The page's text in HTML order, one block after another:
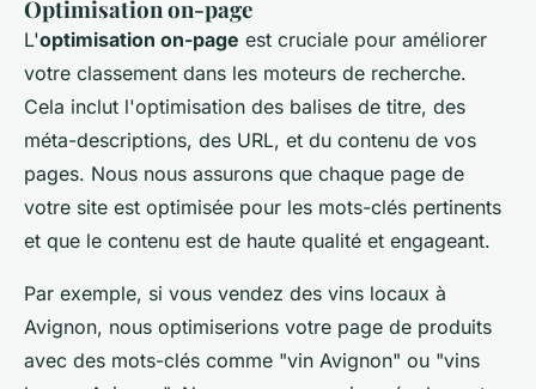
Optimisation on-page
L'optimisation on-page est cruciale pour améliorer
votre classement dans les moteurs de recherche.
Cela inclut l'optimisation des balises de titre, des
méta-descriptions, des URL, et du contenu de vos
pages. Nous nous assurons que chaque page de
votre site est optimisée pour les mots-clés pertinents
et que le contenu est de haute qualité et engageant.
Par exemple, si vous vendez des vins locaux à
Avignon, nous optimiserions votre page de produits
avec des mots-clés comme "vin Avignon" ou "vins